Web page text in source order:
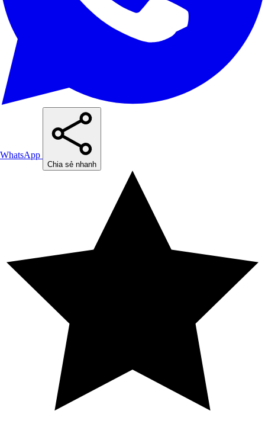
WhatsApp
Chia sẻ nhanh